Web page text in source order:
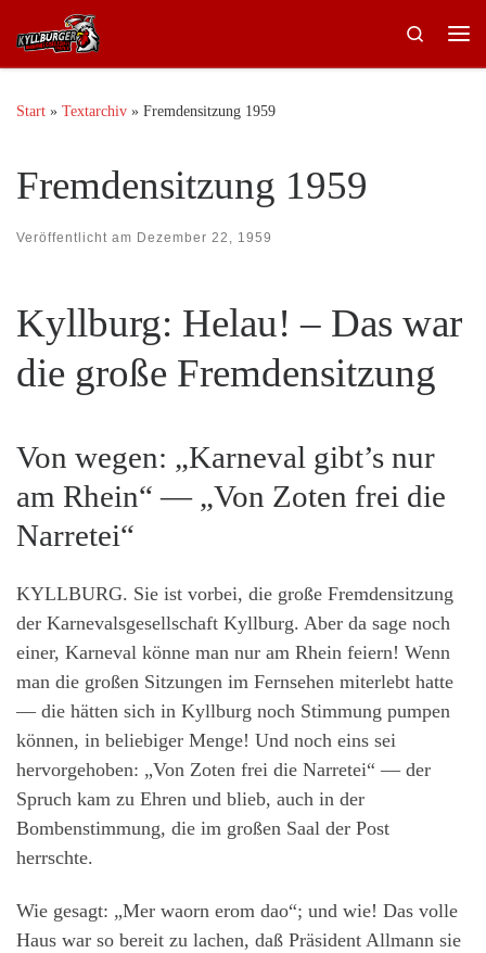
Zum Inhalt springen
Search
Start » Textarchiv » Fremdensitzung 1959
Fremdensitzung 1959
Veröffentlicht am Dezember 22, 1959
Kyllburg: Helau! – Das war
die große Fremdensitzung
Von wegen: „Karneval gibt’s nur
am Rhein“ — „Von Zoten frei die
Narretei“
KYLLBURG. Sie ist vorbei, die große Fremdensitzung
der Karnevalsgesellschaft Kyllburg. Aber da sage noch
einer, Karneval könne man nur am Rhein feiern! Wenn
man die großen Sitzungen im Fernsehen miterlebt hatte
— die hätten sich in Kyllburg noch Stimmung pumpen
können, in beliebiger Menge! Und noch eins sei
hervorgehoben: „Von Zoten frei die Narretei“ — der
Spruch kam zu Ehren und blieb, auch in der
Bombenstimmung, die im großen Saal der Post
herrschte.
Wie gesagt: „Mer waorn erom dao“; und wie! Das volle
Haus war so bereit zu lachen, daß Präsident Allmann sie